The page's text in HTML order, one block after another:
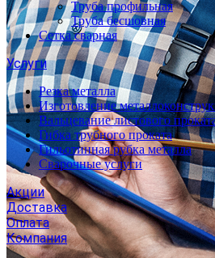
Труба профильная
Труба бесшовная
Сетка сварная
Услуги
Резка металла
Изготовление
Вальцевание листового
Гибка трубного проката
Гильотинная рубка металла
Сварочные услуги
Акции
Доставка
Оплата
Компания